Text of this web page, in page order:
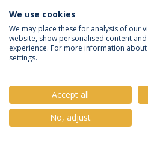
Política de Privacidade
Direitos do
© 2026 Universidade
We use cookies
We may place these for analysis of our
website, show personalised content
experience. For more information
settings.
Accept all
No, adjust